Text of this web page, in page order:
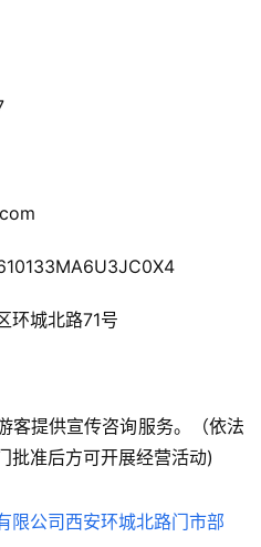
环城北路71号
客提供宣传咨询服务。（依法
批准后方可开展经营活动)